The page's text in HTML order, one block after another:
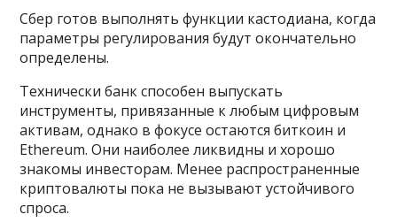
Сбер готов выполнять функции кастодиана, когда
параметры регулирования будут окончательно
определены.
Технически банк способен выпускать
инструменты, привязанные к любым цифровым
активам, однако в фокусе остаются биткоин и
Ethereum. Они наиболее ликвидны и хорошо
знакомы инвесторам. Менее распространенные
криптовалюты пока не вызывают устойчивого
спроса.